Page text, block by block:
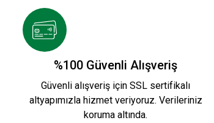
899,90 TL
HAKİ KSK HAKİKİ DERİ CÜZDAN 1
899,90 TL
%100 Güvenli Alışveriş
Güvenli alışveriş için SSL sertifikalı
altyapımızla hizmet veriyoruz. Verileriniz
koruma altında.